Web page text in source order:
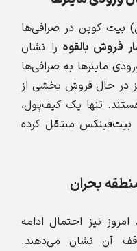
بیت کوین در صرافی‌ها
فروش بالقوهرا نشان
ماینرها به صرافی‌ها
در حال فروش بخشی از
تنها یک کیف‌پول،
بیت‌فینکس منتقل کرده
بحران
نیز احتمال ادامه
آن نشان می‌دهند.